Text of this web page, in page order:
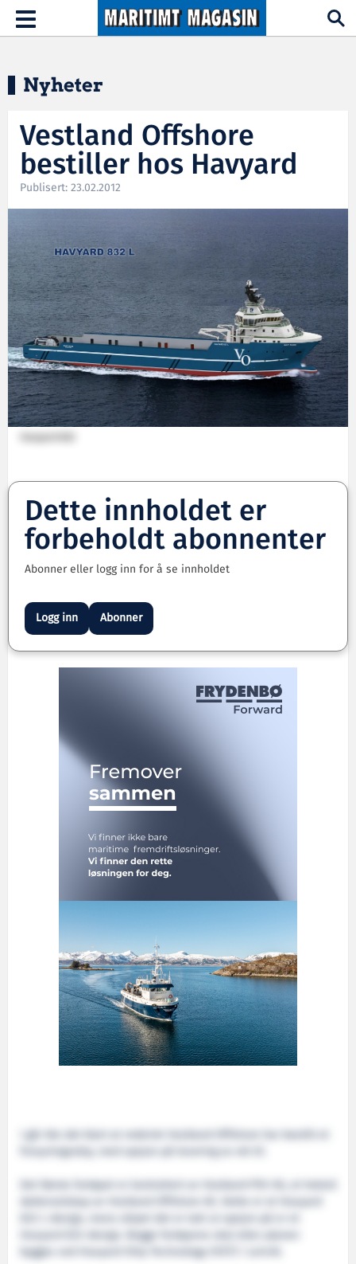
Hopp til hovedinnhold
Toggle
navigation
Nyheter
Vestland Offshore
bestiller hos Havyard
Publisert: 23.02.2012
Havyard 832
Dette innholdet er
forbeholdt abonnenter
Abonner eller logg inn for å se innholdet
Logg inn Abonner
I går ble det klart at rederiet Vestland Offshore har bestilt et
forsyningsskip, med opsjon på levering av ett til.
Det første fartøyet er kontrahert av Vestland PSV AS, et heleid
datterselskap av Vestland Offshore AS. Dette er et Havyard
832 L-design, mens skipet det er tatt ut opsjon på er et
Havyard 833-design. Begge fartøyene skal etter planen
bygges ved Havyard Ship Technology (HST) i Leirvik.